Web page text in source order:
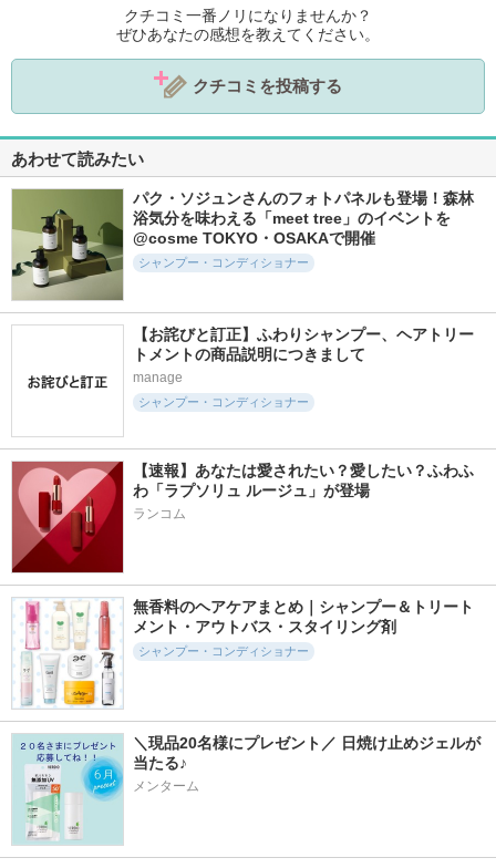
クチコミ一番ノリになりませんか？
ぜひあなたの感想を教えてください。
クチコミを投稿する
あわせて読みたい
パク・ソジュンさんのフォトパネルも登場！森林
浴気分を味わえる「meet tree」のイベントを
@cosme TOKYO・OSAKAで開催
シャンプー・コンディショナー
【お詫びと訂正】ふわりシャンプー、ヘアトリー
トメントの商品説明につきまして
manage
シャンプー・コンディショナー
【速報】あなたは愛されたい？愛したい？ふわふ
わ「ラプソリュ ルージュ」が登場
ランコム
無香料のヘアケアまとめ｜シャンプー＆トリート
メント・アウトバス・スタイリング剤
シャンプー・コンディショナー
＼現品20名様にプレゼント／ 日焼け止めジェルが
当たる♪
メンターム